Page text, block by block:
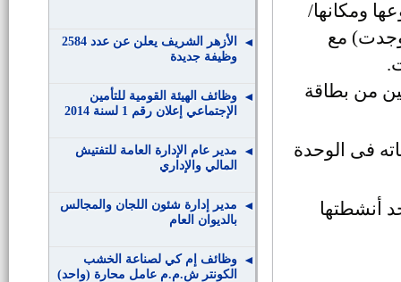
ومكانها/
وجدت) مع
مقاس 4×6 ـ صورتين من بطاقة
فى الوحدة
أنشطتها
الأزهر الشريف يعلن عن عدد 2584
وظيفة جديدة
وظائف الهيئة القومية للتأمين
الإجتماعي إعلان رقم 1 لسنة 2014
مدير عام الإدارة العامة للتفتيش
المالي والإداري
مدير إدارة شئون اللجان والمجالس
بالديوان العام
وظائف إم كي لصناعة الخشب
الكونتر ش.م.م عامل محارة (واحد)